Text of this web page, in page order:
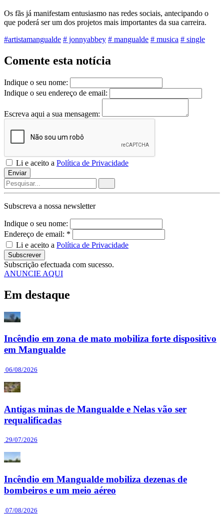
Os fãs já manifestam entusiasmo nas redes sociais, antecipando o
que poderá ser um dos projetos mais importantes da sua carreira.
#artistamangualde # jonnyabbey # mangualde # musica # single
Comente esta notícia
Indique o seu nome:
Indique o seu endereço de email:
Escreva aqui a sua mensagem:
Li e aceito a Política de Privacidade
Enviar
Subscreva a nossa newsletter
Indique o seu nome:
Endereço de email: *
Li e aceito a Política de Privacidade
Subscrever
Subscrição efectuada com sucesso.
ANUNCIE AQUI
Em destaque
Incêndio em zona de mato mobiliza forte dispositivo
em Mangualde
06/08/2026
Antigas minas de Mangualde e Nelas vão ser
requalificadas
29/07/2026
Incêndio em Mangualde mobiliza dezenas de
bombeiros e um meio aéreo
07/08/2026